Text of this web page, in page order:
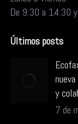
De 9:30 a 14:30
Últimos posts
y
7 de